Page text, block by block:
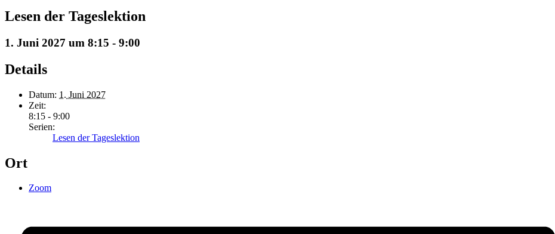
Lesen der Tageslektion
1. Juni 2027 um 8:15 - 9:00
Details
Datum: 1. Juni 2027
Zeit:
8:15 - 9:00
Serien:
Lesen der Tageslektion
Ort
Zoom